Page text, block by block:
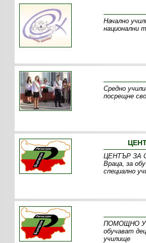
Начално
национални
Средно
посрещне
ЦЕНТЪР ЗА
Враца, за
специално
ПОМОЩНО
обучават
училище